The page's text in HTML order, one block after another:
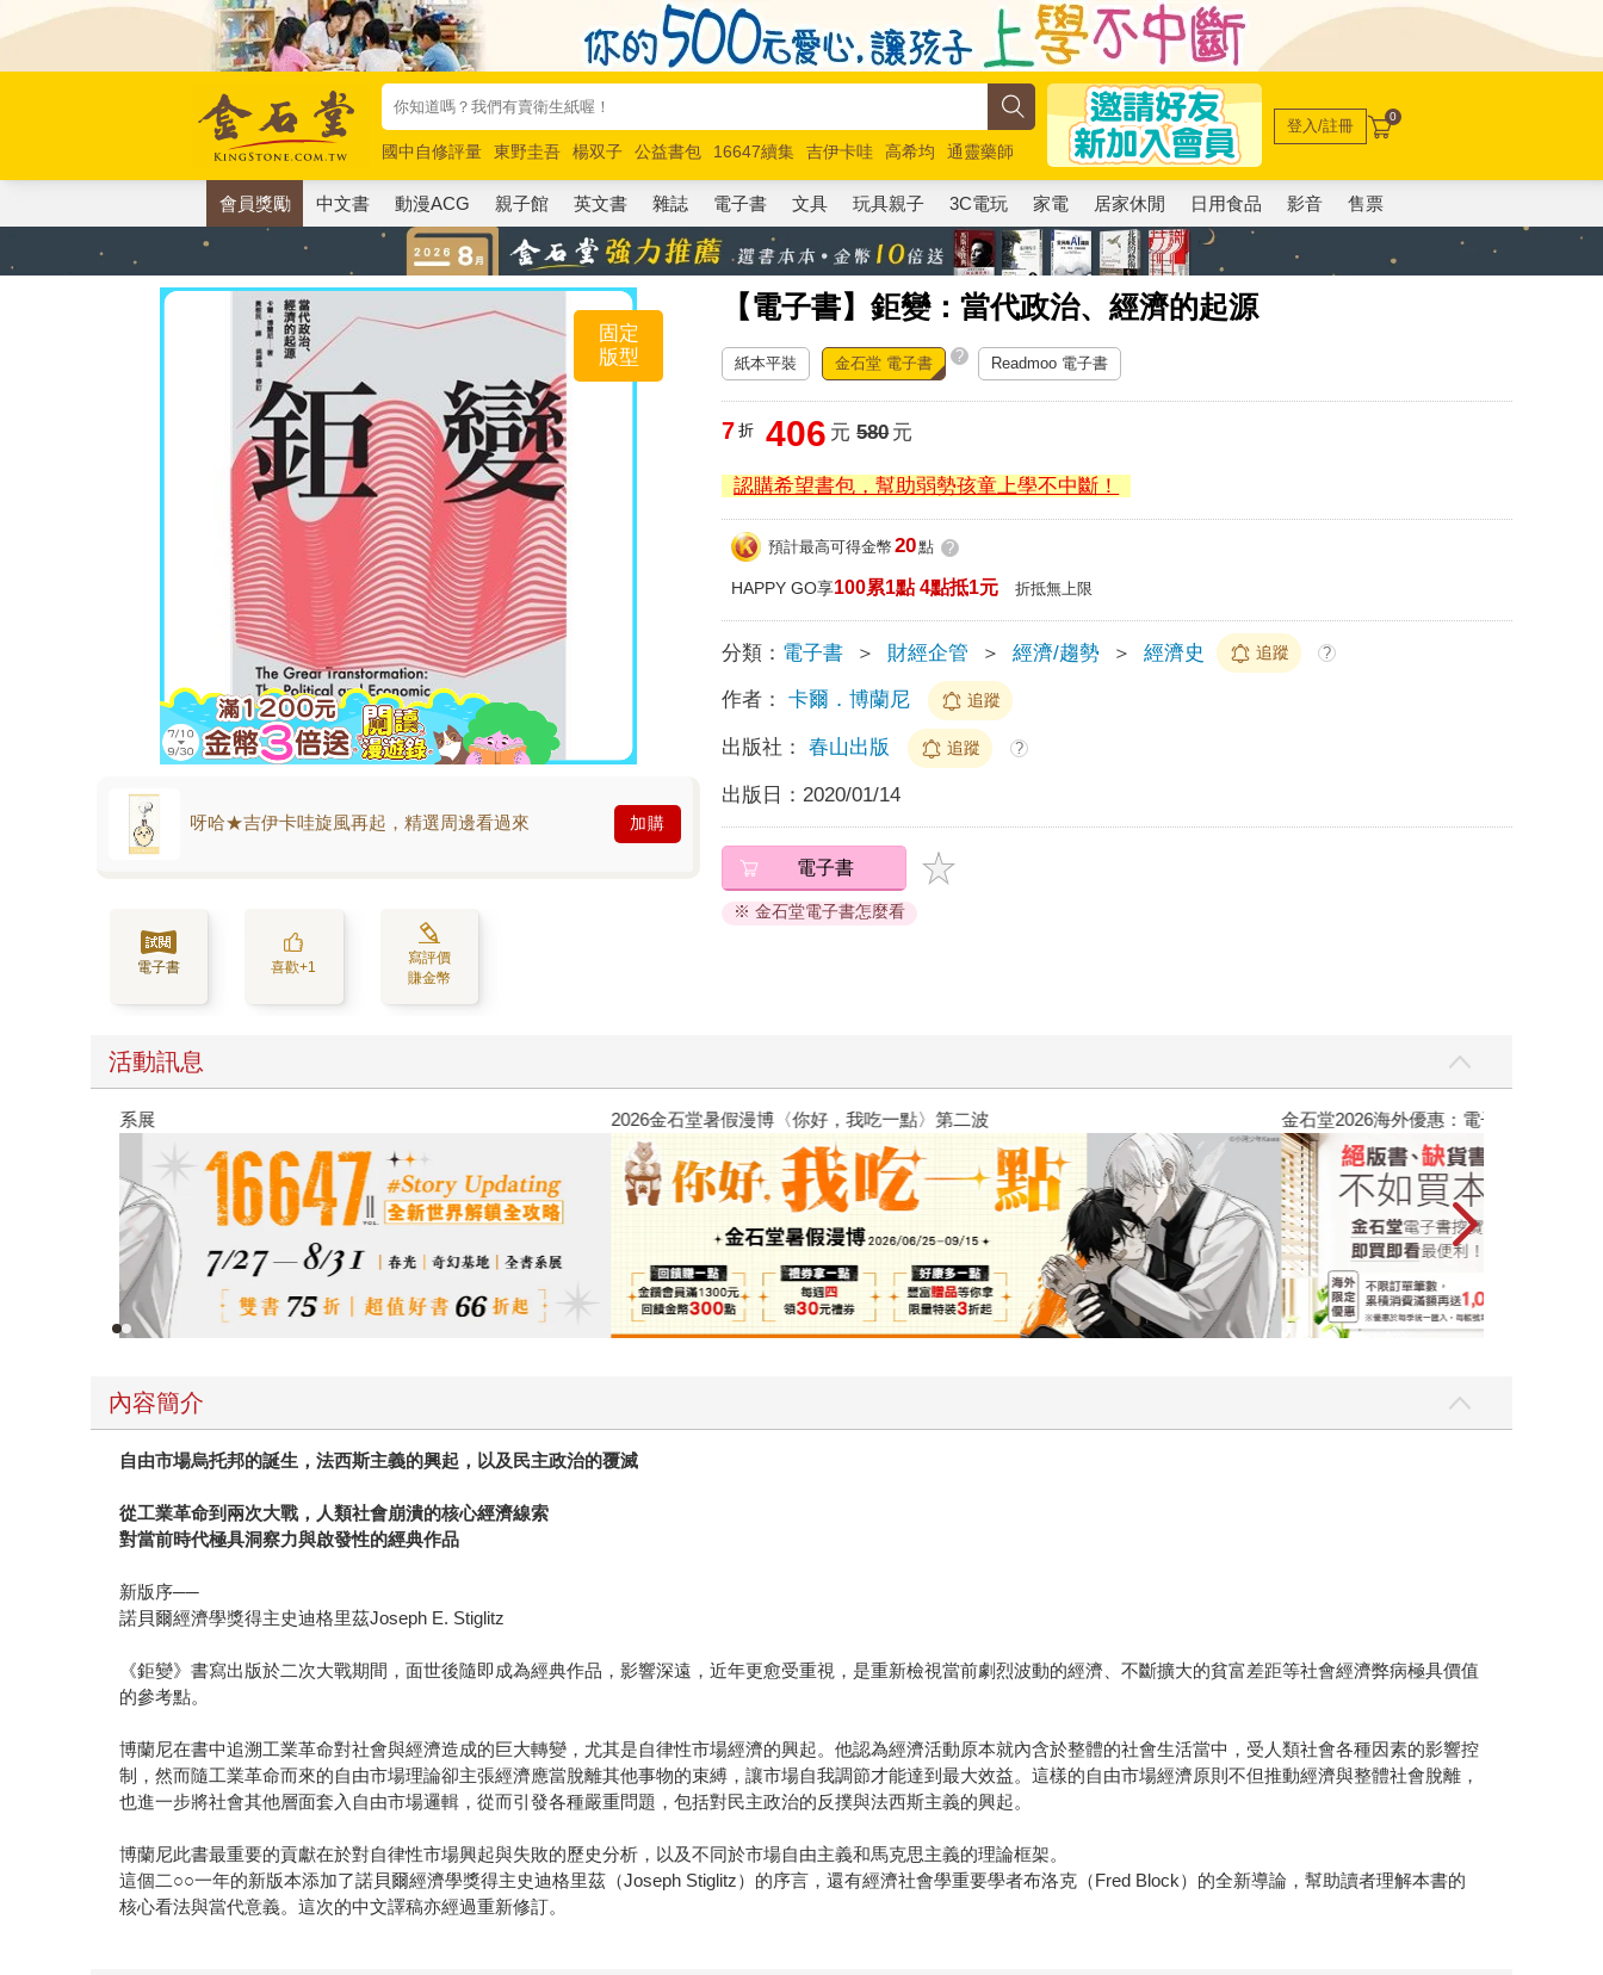
國中自修評量 東野圭吾 楊双子 公益書包 16647續集 吉伊卡哇 高希均
通靈藥師
唯紅花綻放
奧德賽 路邊攤新作 馬斯克 玩具總動員5 超慢跑
登入/註冊 0
會員獎勵 中文書 動漫ACG 親子館 英文書 雜誌 電子書 文具 玩具親子 3C電玩 家電 居家休閒 日用食品 影音 售票
【電子書】鉅變：當代政治、經濟的起源
固定
版型
呀哈★吉伊卡哇旋風再起，精選周邊看過來 加購
電子書 喜歡+1
寫評價
賺金幣
紙本平裝 金石堂 電子書 ? Readmoo 電子書
7 折 406 元 580元
認購希望書包，幫助弱勢孩童上學不中斷！
預計最高可得金幣 20點 ?
HAPPY GO享100累1點 4點抵1元 折抵無上限
分類： 電子書 ＞ 財經企管 ＞ 經濟/趨勢 ＞ 經濟史 追蹤 ?
作者： 卡爾．博蘭尼 追蹤
出版社： 春山出版 追蹤 ?
出版日： 2020/01/14
電子書
※ 金石堂電子書怎麼看
活動訊息
春光ｘ奇幻基地｜全書系展 2026金石堂暑假漫博〈你好，我吃一點〉第二波 金石堂2026海
內容簡介
自由市場烏托邦的誕生，法西斯主義的興起，以及民主政治的覆滅
從工業革命到兩次大戰，人類社會崩潰的核心經濟線索
對當前時代極具洞察力與啟發性的經典作品
新版序──
諾貝爾經濟學獎得主史迪格里茲Joseph E. Stiglitz
《鉅變》書寫出版於二次大戰期間，面世後隨即成為經典作品，影響深遠，近年更愈受重視，是重新檢視當前劇烈波動的經濟、不斷擴大的貧富差距等社會經濟弊病極具價值
的參考點。
博蘭尼在書中追溯工業革命對社會與經濟造成的巨大轉變，尤其是自律性市場經濟的興起。他認為經濟活動原本就內含於整體的社會生活當中，受人類社會各種因素的影響控
制，然而隨工業革命而來的自由市場理論卻主張經濟應當脫離其他事物的束縛，讓市場自我調節才能達到最大效益。這樣的自由市場經濟原則不但推動經濟與整體社會脫離，
也進一步將社會其他層面套入自由市場邏輯，從而引發各種嚴重問題，包括對民主政治的反撲與法西斯主義的興起。
博蘭尼此書最重要的貢獻在於對自律性市場興起與失敗的歷史分析，以及不同於市場自由主義和馬克思主義的理論框架。
這個二○○一年的新版本添加了諾貝爾經濟學獎得主史迪格里茲（Joseph Stiglitz）的序言，還有經濟社會學重要學者布洛克（Fred Block）的全新導論，幫助讀者理解本書的
核心看法與當代意義。這次的中文譯稿亦經過重新修訂。